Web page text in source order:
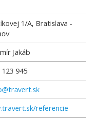
1/A, Bratislava -
Jakáb
123 945
referencie